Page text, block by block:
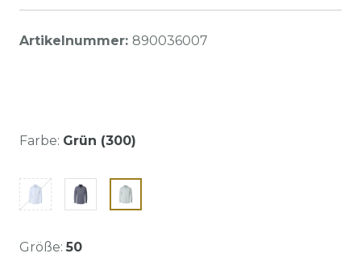
Artikelnummer: 890036007
Farbe: Grün (300)
Größe: 50